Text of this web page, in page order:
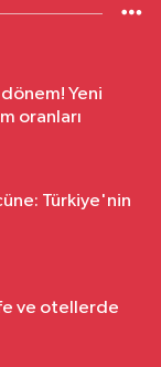
Yeni
oranları
Türkiye'nin
ve otellerde